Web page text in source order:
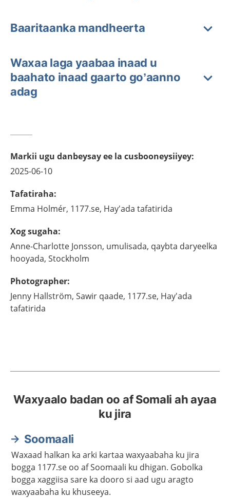
Baaritaanka mandheerta
Waxaa laga yaabaa inaad u
baahato inaad gaarto go’aanno
adag
Markii ugu danbeysay ee la cusbooneysiiyey:
2025-06-10
Tafatiraha:
Emma Holmér, 1177.se, Hay'ada tafatirida
Xog sugaha:
Anne-Charlotte Jonsson, umulisada, qaybta daryeelka
hooyada, Stockholm
Photographer:
Jenny Hallström, Sawir qaade, 1177.se, Hay'ada
tafatirida
Waxyaalo badan oo af Somali ah ayaa
ku jira
Soomaali
Waxaad halkan ka arki kartaa waxyaabaha ku jira
bogga 1177.se oo af Soomaali ku dhigan. Gobolka
bogga xaggiisa sare ka dooro si aad ugu aragto
waxyaabaha ku khuseeya.